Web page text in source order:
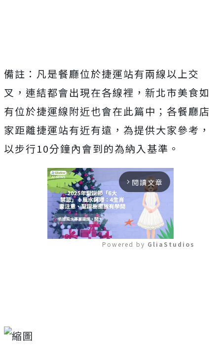
備註：凡是餐廳位於捷運站有兩線以上交
叉，連結都會出現在各線裡，新北市美食如
有位於捷運線附近也會在此篇中；各餐廳店
家距離捷運站有近有遠，為提供大家參考，
以步行10分鐘內會到的為納入基準。
arrow_forward_ios 閱讀文章
Powered by GliaStudios